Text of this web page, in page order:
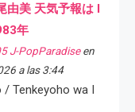
由美 天気予報は I
年
J-PopParadiseen
a las 3:44
/ Tenkeyoho wa I